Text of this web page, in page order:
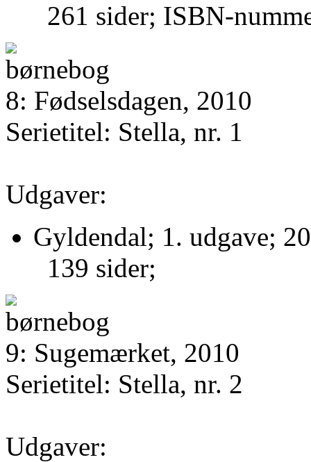
261 sider; ISBN-
8: Fødselsdagen, 2010
Serietitel: Stella, nr. 1
Udgaver:
Gyldendal; 1. udgave;
139 sider;
9: Sugemærket, 2010
Serietitel: Stella, nr. 2
Udgaver: